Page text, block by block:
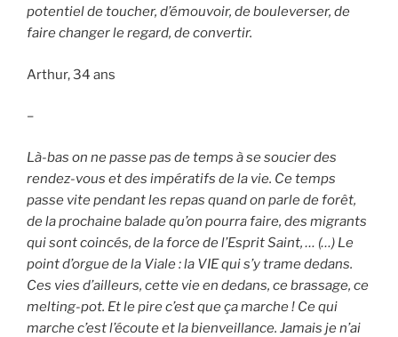
potentiel de toucher, d’émouvoir, de bouleverser, de
faire changer le regard, de convertir.
Arthur, 34 ans
–
Là-bas on ne passe pas de temps à se soucier des
rendez-vous et des impératifs de la vie. Ce temps
passe vite pendant les repas quand on parle de forêt,
de la prochaine balade qu’on pourra faire, des migrants
qui sont coincés, de la force de l’Esprit Saint, … (…) Le
point d’orgue de la Viale : la VIE qui s’y trame dedans.
Ces vies d’ailleurs, cette vie en dedans, ce brassage, ce
melting-pot. Et le pire c’est que ça marche ! Ce qui
marche c’est l’écoute et la bienveillance. Jamais je n’ai